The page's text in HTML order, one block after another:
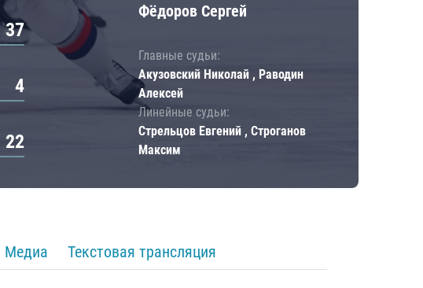
37
4
22
Фёдоров Сергей
Главные судьи:
Акузовский Николай , Раводин
Алексей
Линейные судьи:
Стрельцов Евгений , Строганов
Максим
Медиа Текстовая трансляция